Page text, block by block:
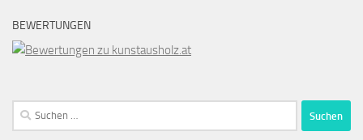
BEWERTUNGEN
Suchen
nach: